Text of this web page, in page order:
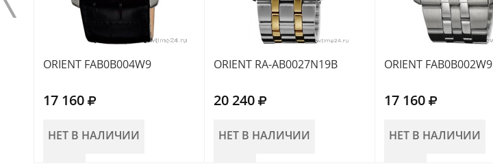
ORIENT FAB0B004W9
17 160
НЕТ В НАЛИЧИИ
ORIENT RA-AB0027N19B
20 240
НЕТ В НАЛИЧИИ
ORIENT FAB0B002W9
17 160
НЕТ В НАЛИЧИИ